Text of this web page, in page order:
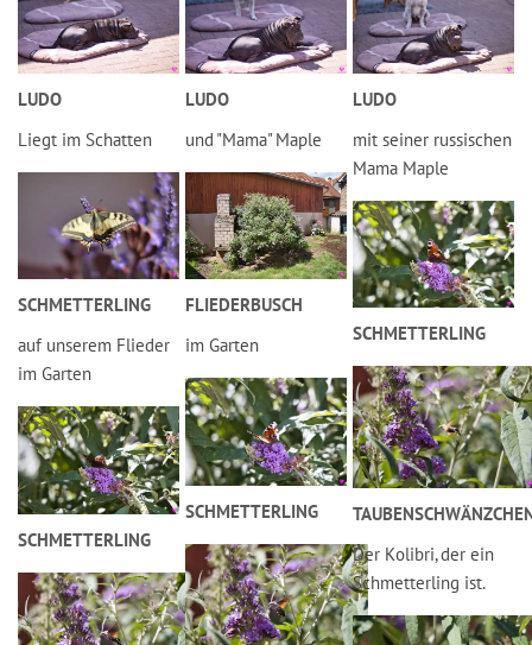
LUDO
Liegt im Schatten
SCHMETTERLING
auf unserem Flieder
im Garten
SCHMETTERLING
LUDO
und "Mama" Maple
FLIEDERBUSCH
im Garten
SCHMETTERLING
LUDO
mit seiner russischen
Mama Maple
SCHMETTERLING
Der Kolibri, der ein
Schmetterling ist.